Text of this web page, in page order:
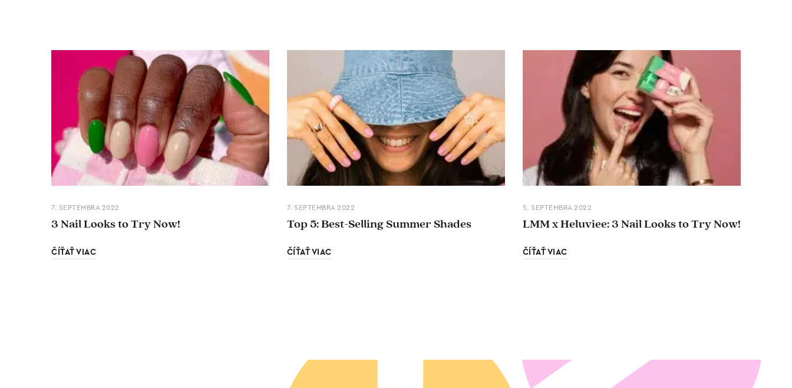
7. SEPTEMBRA 2022
3 Nail Looks to Try Now!
ČÍŤAŤ VIAC
7. SEPTEMBRA 2022
Top 5: Best-Selling Summer Shades
ČÍŤAŤ VIAC
5. SEPTEMBRA 2022
LMM x Heluviee: 3 Nail Looks to Try Now!
ČÍŤAŤ VIAC